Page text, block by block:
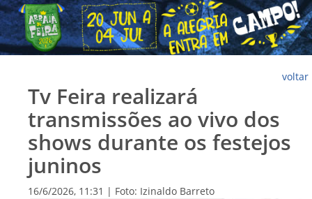
voltar
Tv Feira realizará
transmissões ao vivo dos
shows durante os festejos
juninos
16/6/2026, 11:31 | Foto: Izinaldo Barreto